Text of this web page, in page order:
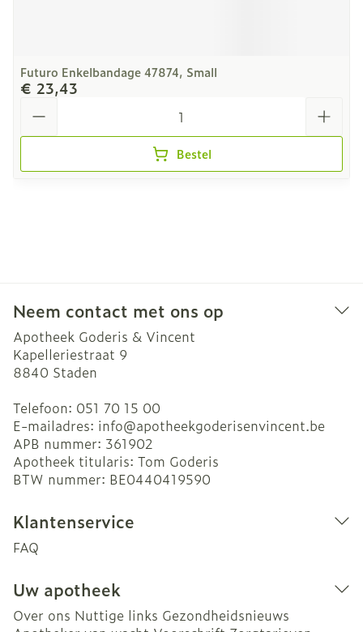
Futuro Enkelbandage 47874, Small
€ 23,43
Bestel
Neem contact met ons op
Apotheek Goderis & Vincent
Kapelleriestraat 9
8840 Staden
Telefoon: 051 70 15 00
E-mailadres: info@apotheekgoderisenvincent.be
APB nummer: 361902
Apotheek titularis: Tom Goderis
BTW nummer: BE0440419590
Klantenservice
FAQ
Uw apotheek
Over ons Nuttige links Gezondheidsnieuws